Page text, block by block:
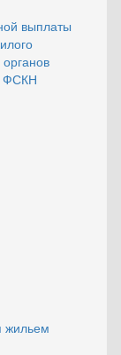
выплаты
ФСКН
жильем